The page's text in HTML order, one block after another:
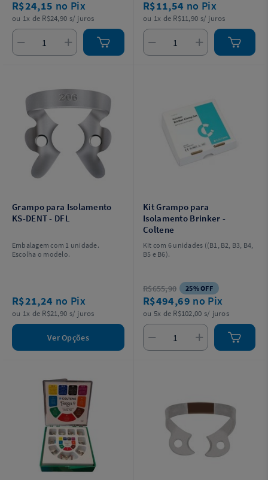
R$24,15 no Pix
ou 1x de R$24,90 s/ juros
R$11,54 no Pix
ou 1x de R$11,90 s/ juros
Grampo para Isolamento
KS-DENT - DFL
Embalagem com 1 unidade.
Escolha o modelo.
R$21,24 no Pix
ou 1x de R$21,90 s/ juros
Ver Opções
Kit Grampo para
Isolamento Brinker -
Coltene
Kit com 6 unidades ((B1, B2, B3, B4,
B5 e B6).
R$655,90 25% OFF
R$494,69 no Pix
ou 5x de R$102,00 s/ juros